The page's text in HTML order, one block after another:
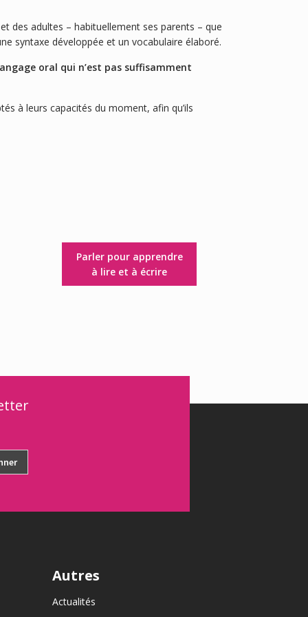
des adultes – habituellement ses parents – que
syntaxe développée et un vocabulaire élaboré.
oral qui n’est pas suffisamment
à leurs capacités du moment, afin qu’ils
Parler pour apprendre
à lire et à écrire
Autres
Actualités